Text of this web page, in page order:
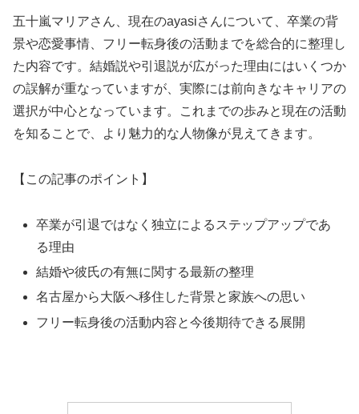
五十嵐マリアさん、現在のayasiさんについて、卒業の背
景や恋愛事情、フリー転身後の活動までを総合的に整理し
た内容です。結婚説や引退説が広がった理由にはいくつか
の誤解が重なっていますが、実際には前向きなキャリアの
選択が中心となっています。これまでの歩みと現在の活動
を知ることで、より魅力的な人物像が見えてきます。
【この記事のポイント】
卒業が引退ではなく独立によるステップアップであ
る理由
結婚や彼氏の有無に関する最新の整理
名古屋から大阪へ移住した背景と家族への思い
フリー転身後の活動内容と今後期待できる展開